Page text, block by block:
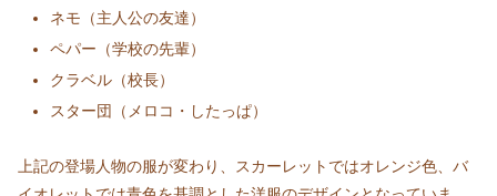
ネモ（主人公の友達）
ペパー（学校の先輩）
クラベル（校長）
スター団（メロコ・したっぱ）
上記の登場人物の服が変わり、スカーレットではオレンジ色、バ